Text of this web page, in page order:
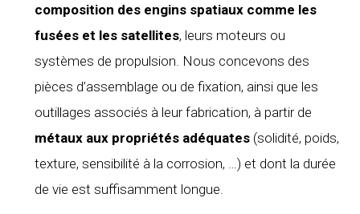
composition des engins spatiaux comme les
fusées et les satellites, leurs moteurs ou
systèmes de propulsion. Nous concevons des
pièces d’assemblage ou de fixation, ainsi que les
outillages associés à leur fabrication, à partir de
métaux aux propriétés adéquates(solidité, poids,
texture, sensibilité à la corrosion, …) et dont la durée
de vie est suffisamment longue.